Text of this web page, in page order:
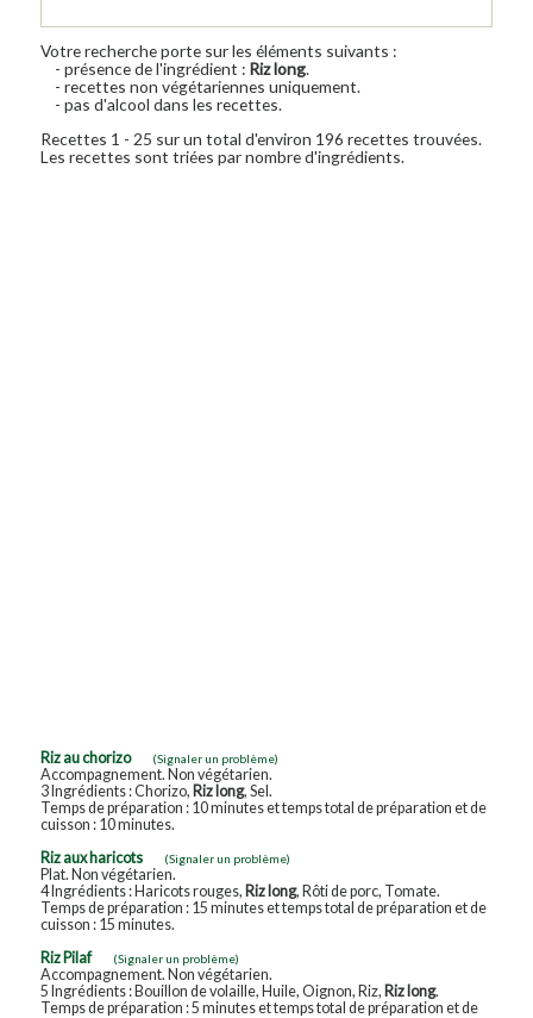
Votre recherche porte sur les éléments suivants :
- présence de l'ingrédient : Riz long.
- recettes non végétariennes uniquement.
- pas d'alcool dans les recettes.
Recettes 1 - 25 sur un total d'environ 196 recettes trouvées.
Les recettes sont triées par nombre d'ingrédients.
Riz au chorizo (Signaler un problème)
Accompagnement. Non végétarien.
3 Ingrédients : Chorizo, Riz long, Sel.
Temps de préparation : 10 minutes et temps total de préparation et de
cuisson : 10 minutes.
Riz aux haricots
(Signaler un problème)
Plat. Non végétarien.
4 Ingrédients : Haricots rouges, Riz long, Rôti de porc, Tomate.
Temps de préparation : 15 minutes et temps total de préparation et de
cuisson : 15 minutes.
Riz Pilaf
(Signaler un problème)
Accompagnement. Non végétarien.
5 Ingrédients : Bouillon de volaille, Huile, Oignon, Riz, Riz long.
Temps de préparation : 5 minutes et temps total de préparation et de